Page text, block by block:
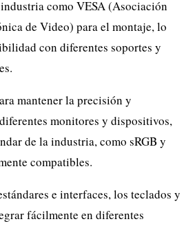
como VESA (Asociación
de Video) para el montaje, lo
con diferentes soportes y
mantener la precisión y
monitores y dispositivos,
de la industria, como sRGB y
compatibles.
e interfaces, los teclados y
fácilmente en diferentes